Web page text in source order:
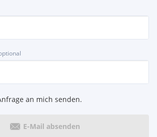
an mich senden.
E-Mail absenden